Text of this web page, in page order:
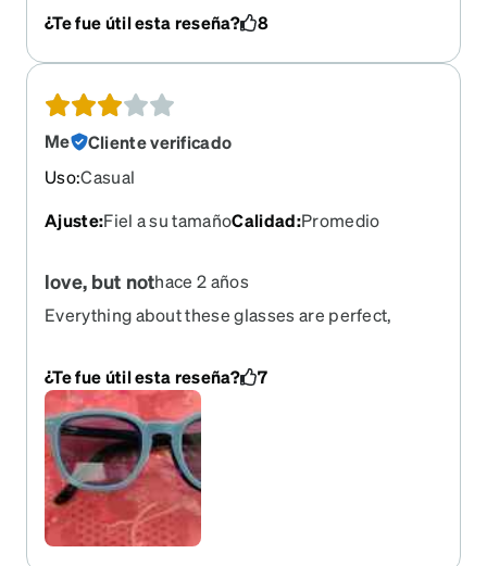
sunglasses portion. Please give an option to buy
¿Te fue útil esta reseña? 8
Me
Cliente verificado
Uso:Casual
Ajuste:Fiel a su tamañoCalidad:Promedio
love, but nothace 2 años
Everything about these glasses are perfect,
frames? They only connect properly on one side
while the other side mostly connects, so they sit
off centered and fall of at the lightest bump on the
side partial connected side. They are darker than
the picture, almost black looking on my face. I will
buy more glasses from Zenni, just not sure I will
get magnetic sunglasses, even though I do love
the feature.
¿Te fue útil esta reseña? 7